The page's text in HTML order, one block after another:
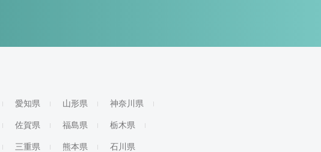
愛知県 山形県 神奈川県
佐賀県 福島県 栃木県
三重県 熊本県 石川県